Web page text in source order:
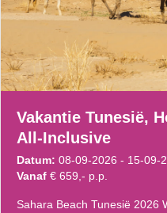
Vakantie Tunesië,
All-Inclusive
Datum: 08-09-2026 - 15-09-
Vanaf € 659,- p.p.
Sahara Beach Tunesië 2026